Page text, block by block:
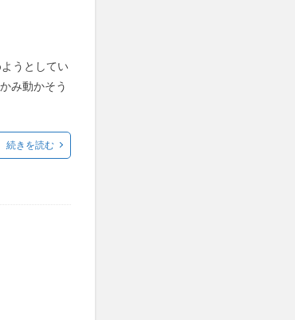
うとしてい
み動かそう
続きを読む